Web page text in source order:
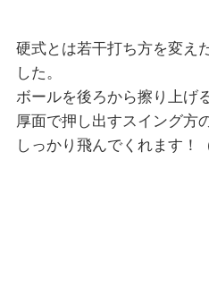
硬式とは若干打ち方を変え
した。
ボールを後ろから擦り上げ
厚面で押し出すスイング方
しっかり飛んでくれます！